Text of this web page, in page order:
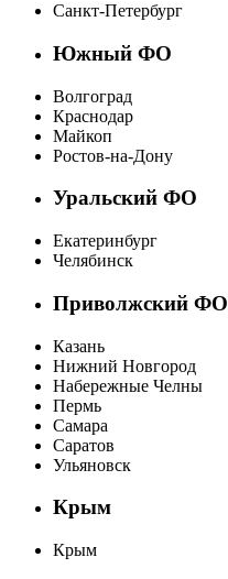
Санкт-Петербург
Южный ФО
Волгоград
Краснодар
Майкоп
Ростов-на-Дону
Уральский ФО
Екатеринбург
Челябинск
Приволжский ФО
Казань
Нижний Новгород
Набережные Челны
Пермь
Самара
Саратов
Ульяновск
Крым
Крым